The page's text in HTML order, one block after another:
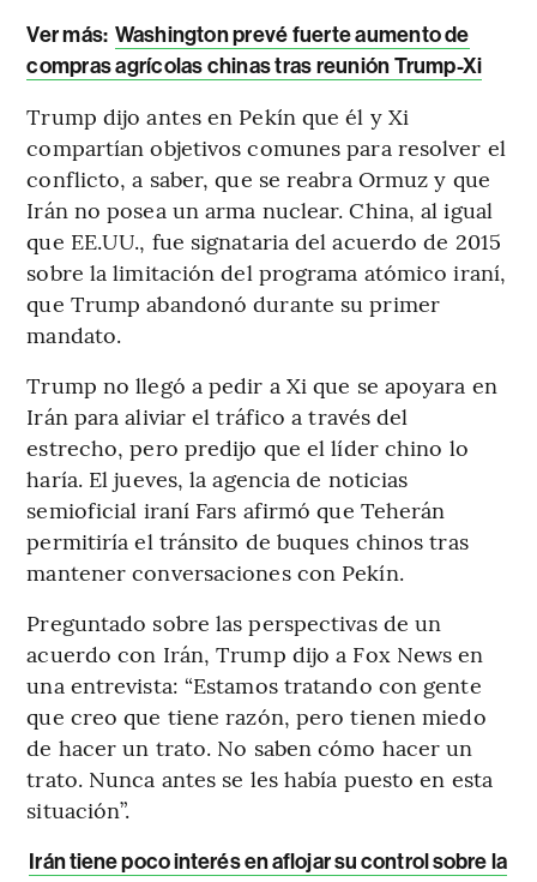
Ver más: Washington prevé fuerte aumento de
compras agrícolas chinas tras reunión Trump-Xi
Trump dijo antes en Pekín que él y Xi
compartían objetivos comunes para resolver el
conflicto, a saber, que se reabra Ormuz y que
Irán no posea un arma nuclear. China, al igual
que EE.UU., fue signataria del acuerdo de 2015
sobre la limitación del programa atómico iraní,
que Trump abandonó durante su primer
mandato.
Trump no llegó a pedir a Xi que se apoyara en
Irán para aliviar el tráfico a través del
estrecho, pero predijo que el líder chino lo
haría. El jueves, la agencia de noticias
semioficial iraní Fars afirmó que Teherán
permitiría el tránsito de buques chinos tras
mantener conversaciones con Pekín.
Preguntado sobre las perspectivas de un
acuerdo con Irán, Trump dijo a Fox News en
una entrevista: “Estamos tratando con gente
que creo que tiene razón, pero tienen miedo
de hacer un trato. No saben cómo hacer un
trato. Nunca antes se les había puesto en esta
situación”.
Irán tiene poco interés en aflojar su control sobre la